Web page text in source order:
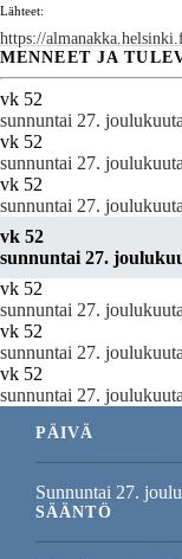
Lähteet:
https://
MENNEET JA
vk 52
sunnuntai 27.
vk 52
sunnuntai 27.
vk 52
sunnuntai 27.
vk 52
sunnuntai 27.
vk 52
sunnuntai 27.
vk 52
sunnuntai 27.
vk 52
sunnuntai 27.
PÄIVÄ
Sunnuntai 27.
SÄÄNTÖ